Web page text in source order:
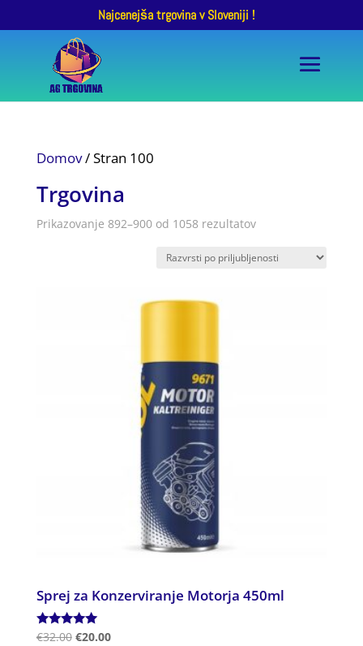
Najcenejša trgovina v Sloveniji !
Domov/ Stran 100
Trgovina
Prikazovanje 892–900 od 1058 rezultatovRazvrščeno
Sprej za Konzerviranje Motorja 450ml
Ocenjeno
€32.00 €20.00